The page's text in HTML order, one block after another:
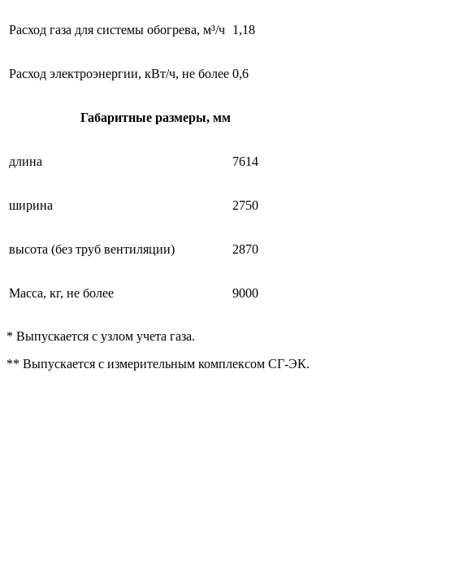
Расход газа для системы обогрева, м³/ч 1,18
Расход электроэнергии, кВт/ч, не более 0,6
Габаритные размеры, мм
длина 7614
ширина 2750
высота (без труб вентиляции) 2870
Масса, кг, не более 9000
* Выпускается с узлом учета газа.
** Выпускается с измерительным комплексом СГ-ЭК.